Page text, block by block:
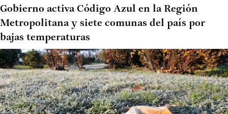
Gobierno activa Código Azul en la Región
Metropolitana y siete comunas del país por
bajas temperaturas